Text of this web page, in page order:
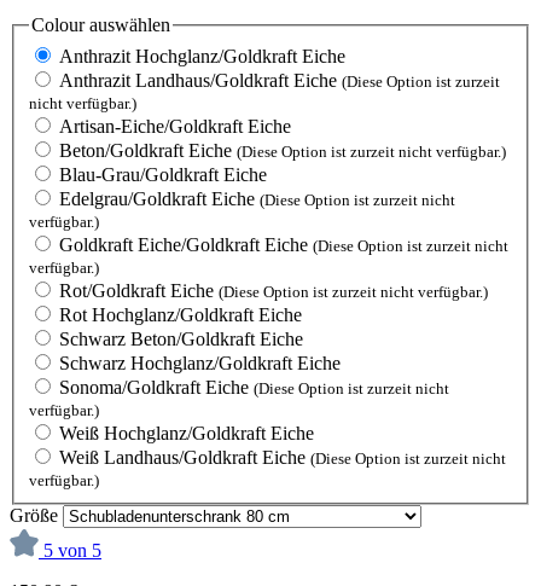
Colourauswählen
Anthrazit Hochglanz/Goldkraft Eiche
Anthrazit Landhaus/Goldkraft Eiche (Diese Option ist zurzeit
nicht verfügbar.)
Artisan-Eiche/Goldkraft Eiche
Beton/Goldkraft Eiche (Diese Option ist zurzeit nicht verfügbar.)
Blau-Grau/Goldkraft Eiche
Edelgrau/Goldkraft Eiche (Diese Option ist zurzeit nicht
verfügbar.)
Goldkraft Eiche/Goldkraft Eiche (Diese Option ist zurzeit nicht
verfügbar.)
Rot/Goldkraft Eiche (Diese Option ist zurzeit nicht verfügbar.)
Rot Hochglanz/Goldkraft Eiche
Schwarz Beton/Goldkraft Eiche
Schwarz Hochglanz/Goldkraft Eiche
Sonoma/Goldkraft Eiche (Diese Option ist zurzeit nicht
verfügbar.)
Weiß Hochglanz/Goldkraft Eiche
Weiß Landhaus/Goldkraft Eiche (Diese Option ist zurzeit nicht
verfügbar.)
Größe
5 von 5